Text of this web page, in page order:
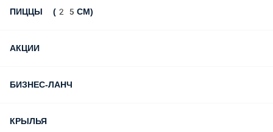
ПИЦЦЫ (25СМ)
АКЦИИ
БИЗНЕС-ЛАНЧ
КРЫЛЬЯ